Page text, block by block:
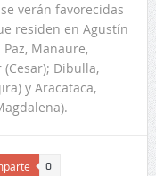
verán favorecidas
residen en Agustín
Manaure,
(Cesar); Dibulla,
y Aracataca,
0